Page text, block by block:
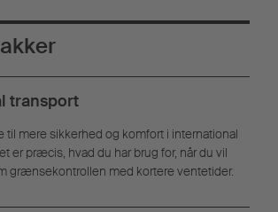
transport
til mere sikkerhed og komfort i international
er præcis, hvad du har brug for, når du vil
grænsekontrollen med kortere ventetider.